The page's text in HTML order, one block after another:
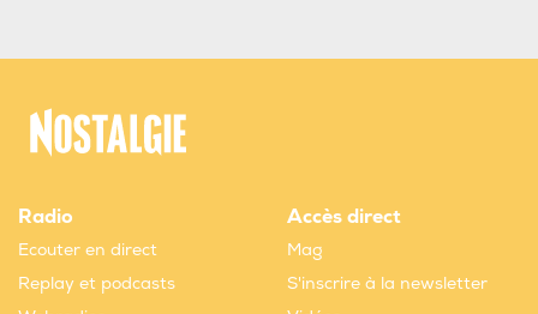
Radio
Ecouter en direct
Replay et podcasts
Accès direct
Mag
S'inscrire à la newsletter